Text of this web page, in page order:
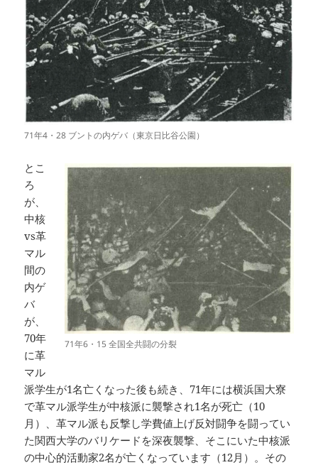
71年4・28 ブントの内ゲバ（東京日比谷公園）
71年6・15 全国全共闘の分裂
とこ
ろ
が、
中核
vs革
マル
間の
内ゲ
バ
が、
70年
に革
マル
派学生が1名亡くなった後も続き、71年には横浜国大寮
で革マル派学生が中核派に襲撃され1名が死亡（10
月）、革マル派も反撃し学費値上げ反対闘争を闘ってい
た関西大学のバリケードを深夜襲撃、そこにいた中核派
の中心的活動家2名が亡くなっています（12月）。その